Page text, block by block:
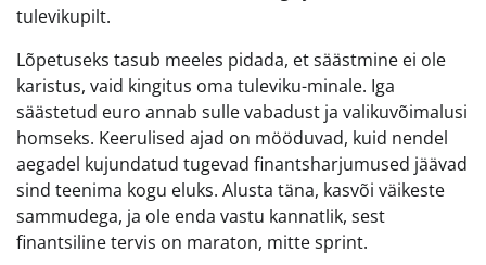
tulevikupilt.
Lõpetuseks tasub meeles pidada, et säästmine ei ole
karistus, vaid kingitus oma tuleviku-minale. Iga
säästetud euro annab sulle vabadust ja valikuvõimalusi
homseks. Keerulised ajad on mööduvad, kuid nendel
aegadel kujundatud tugevad finantsharjumused jäävad
sind teenima kogu eluks. Alusta täna, kasvõi väikeste
sammudega, ja ole enda vastu kannatlik, sest
finantsiline tervis on maraton, mitte sprint.